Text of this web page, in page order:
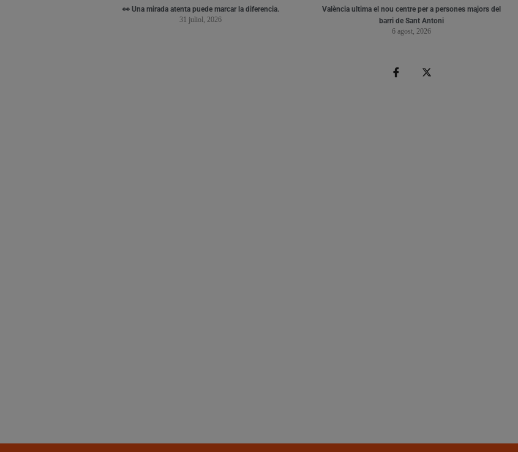
👀 Una mirada atenta puede marcar la diferencia.
31 juliol, 2026
València ultima el nou centre per a persones majors del
barri de Sant Antoni
6 agost, 2026